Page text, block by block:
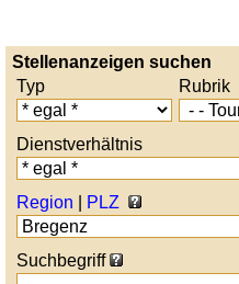
Stellenanzeigen suchen
Typ
Rubrik
Dienstverhältnis
Region PLZ
Suchbegriff